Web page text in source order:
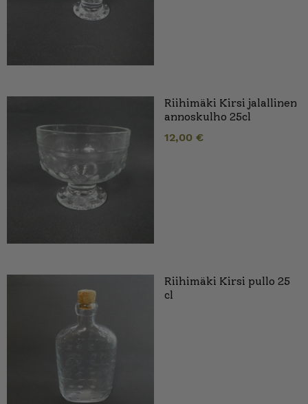
Riihimäki Kirsi jalallinen
annoskulho 25cl
12,00 €
Riihimäki Kirsi pullo 25
cl